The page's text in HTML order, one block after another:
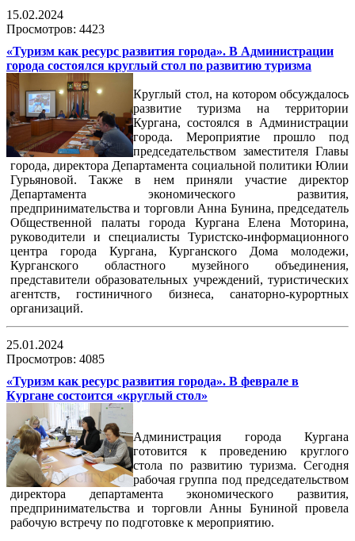
15.02.2024
Просмотров: 4423
«Туризм как ресурс развития города». В Администрации
города состоялся круглый стол по развитию туризма
Круглый стол, на котором обсуждалось
развитие туризма на территории
Кургана, состоялся в Администрации
города. Мероприятие прошло под
председательством заместителя Главы
города, директора Департамента социальной политики Юлии
Гурьяновой. Также в нем приняли участие директор
Департамента экономического развития,
предпринимательства и торговли Анна Бунина, председатель
Общественной палаты города Кургана Елена Моторина,
руководители и специалисты Туристско-информационного
центра города Кургана, Курганского Дома молодежи,
Курганского областного музейного объединения,
представители образовательных учреждений, туристических
агентств, гостиничного бизнеса, санаторно-курортных
организаций.
25.01.2024
Просмотров: 4085
«Туризм как ресурс развития города». В феврале в
Кургане состоится «круглый стол»
Администрация города Кургана
готовится к проведению круглого
стола по развитию туризма. Сегодня
рабочая группа под председательством
директора департамента экономического развития,
предпринимательства и торговли Анны Буниной провела
рабочую встречу по подготовке к мероприятию.